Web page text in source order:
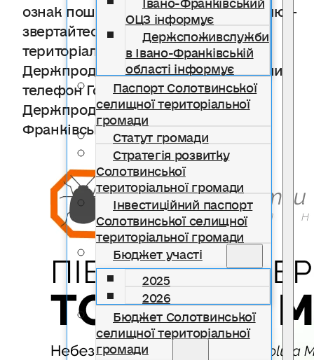
ОЦЗ інформує
Держспоживслужби
в Івано-Франківській
області інформує
Паспорт Солотвинської
селищної територіальної
громади
Статут громади
Стратегія розвитку
Солотвинської
територіальної громади
Інвестиційний паспорт
Солотвинської селищної
територіальної громади
Бюджет участі
2025
2026
Бюджет Солотвинської
селищної територіальної
громади
ознак пошкодження томатною міллю –
звертайтесь до найближчого
територіального органу
Держпродспоживслужби. Контактний
телефон Головного управління
Держпродспоживслужби в Івано-
Франківській області (0342) 511389.